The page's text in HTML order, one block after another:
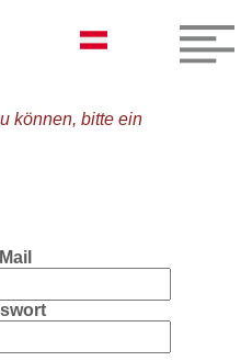
können, bitte ein